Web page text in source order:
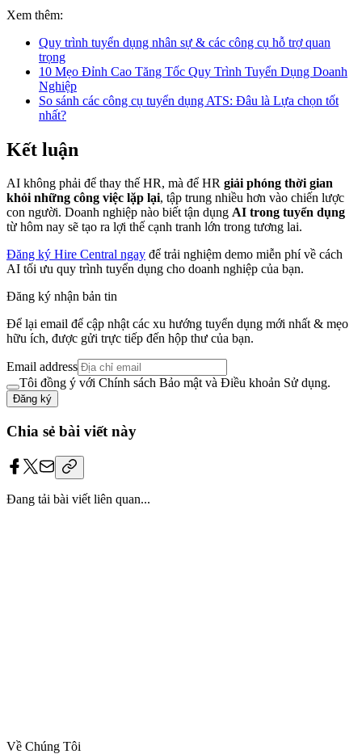
Xem thêm:
Quy trình tuyển dụng nhân sự & các công cụ hỗ trợ quan
trọng
10 Mẹo Đỉnh Cao Tăng Tốc Quy Trình Tuyển Dụng Doanh
Nghiệp
So sánh các công cụ tuyển dụng ATS: Đâu là Lựa chọn tốt
nhất?
Kết luận
AI không phải để thay thế HR, mà để HR giải phóng thời gian
khỏi những công việc lặp lại, tập trung nhiều hơn vào chiến lược
con người. Doanh nghiệp nào biết tận dụng AI trong tuyển dụng
từ hôm nay sẽ tạo ra lợi thế cạnh tranh lớn trong tương lai.
Đăng ký Hire Central ngay để trải nghiệm demo miễn phí về cách
AI tối ưu quy trình tuyển dụng cho doanh nghiệp của bạn.
Đăng ký nhận bản tin
Để lại email để cập nhật các xu hướng tuyển dụng mới nhất & mẹo
hữu ích, được gửi trực tiếp đến hộp thư của bạn.
Email address
Tôi đồng ý với Chính sách Bảo mật và Điều khoản Sử dụng.
Đăng ký
Chia sẻ bài viết này
Đang tải bài viết liên quan...
Về Chúng Tôi